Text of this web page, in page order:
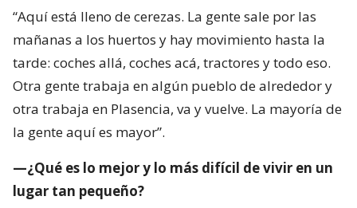
“Aquí está lleno de cerezas. La gente sale por las
mañanas a los huertos y hay movimiento hasta la
tarde: coches allá, coches acá, tractores y todo eso.
Otra gente trabaja en algún pueblo de alrededor y
otra trabaja en Plasencia, va y vuelve. La mayoría de
la gente aquí es mayor”.
—¿Qué es lo mejor y lo más difícil de vivir en un
lugar tan pequeño?